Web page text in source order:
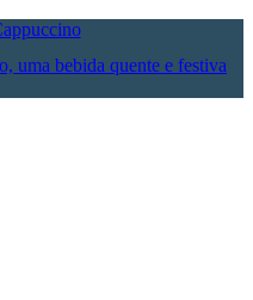
uma bebida quente e festiva